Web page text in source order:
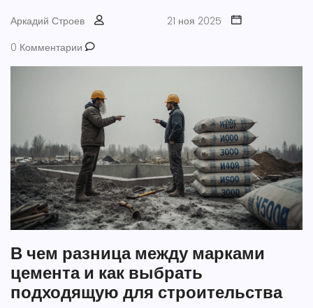
Аркадий Строев
21 ноя 2025
0 Комментарии
В чем разница между марками
цемента и как выбрать
подходящую для строительства